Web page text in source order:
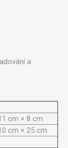
a
cm × 8 cm
cm × 25 cm